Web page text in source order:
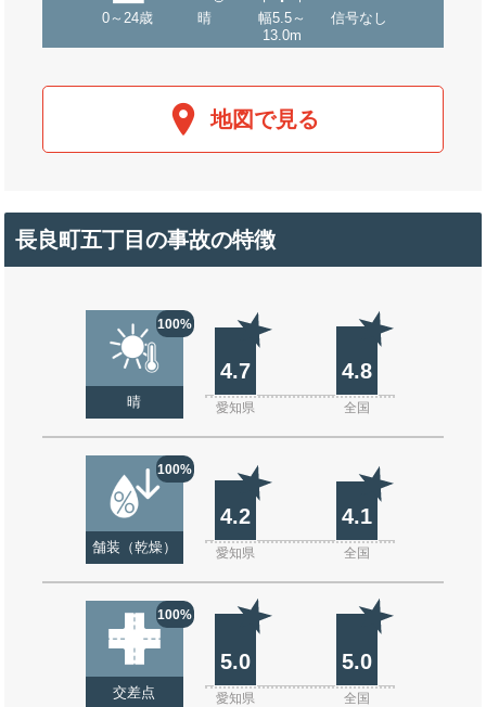
0～24歳 晴
幅5.5～
13.0m
信号なし
地図で見る
長良町五丁目の事故の特徴
100%
晴
4.7 4.8
愛知県 全国
100%
舗装（乾燥）
4.2 4.1
愛知県 全国
100%
交差点
5.0 5.0
愛知県 全国